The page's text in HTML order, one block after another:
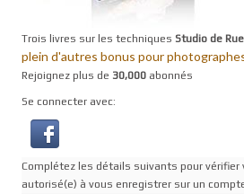
Trois livres sur les techniques Studio de Rue
plein d'autres bonus pour
Rejoignez plus de 30,000 abonnés
Se connecter avec:
Complétez les détails suivants pour
autorisé(e) à vous enregistrer sur un